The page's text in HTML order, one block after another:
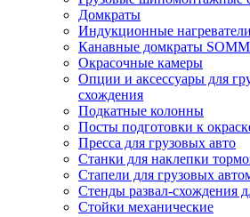
Домкраты
Индукционные нагреватели
Канавные домкраты
Окрасочные камеры
Опции и аксессуары для
схождения
Подкатные колонны
Посты подготовки к
Пресса для грузовых авто
Станки для наклепки
Стапели для грузовых
Стенды развал-схождения
Стойки механические